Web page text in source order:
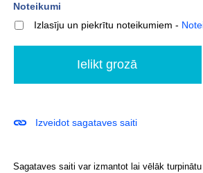
Noteikumi
Izlasīju un piekrītu noteikumiem -
Izveidot sagataves saiti
Sagataves saiti var izmantot lai vēlāk